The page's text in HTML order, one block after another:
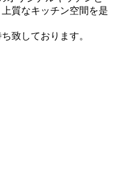
質なキッチン空間を是
致しております。